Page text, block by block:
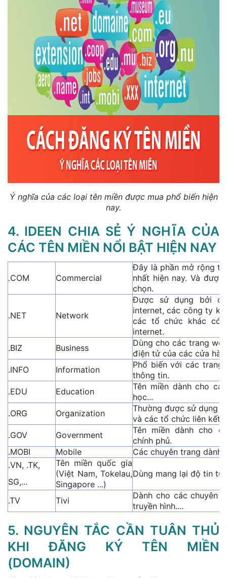
Ý nghĩa của các loại tên miền được mua phổ biến hiện
nay.
4. IDEEN CHIA SẺ Ý NGHĨA CỦA
CÁC TÊN MIỀN NỔI BẬT HIỆN NAY
.COM Commercial
Đây là phần mở rộng
nhất hiện nay. Và
chọn.
.NET Network
Được sử dụng bởi
internet, các công ty
các tổ chức khác có
internet.
.BIZ
Business
Dùng cho các trang
điện tử của các cửa
.INFO
Information
Phổ biến với các trang
thông tin.
.EDU
Education
Tên miền dành cho
học...
.ORG
Organization
Thường được sử dụng
và các tổ chức liên kết
.GOV
Government
Tên miền dành cho
chính phủ.
.MOBI
Mobile
Các chuyên trang
.VN, .TK,
SG,...
Tên miền quốc gia
(Việt Nam, Tokelau,
Singapore ...)
Dùng mang lại độ tin
.TV Tivi
Dành cho các chuyên
truyền hình....
5. NGUYÊN TẮC CẦN TUÂN THỦ
KHI ĐĂNG KÝ TÊN MIỀN
(DOMAIN)